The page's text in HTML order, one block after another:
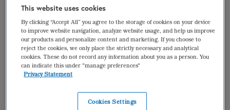
van atypische antipsychotica of deze medicatie
reeds gebruiken
Auteur(s):Rosa van Hoorn,Anke Pruissen-Boskaljon
zoek
(para)medische gegevens
This website uses cookies
By clicking “Accept All” you agree to the storage of cookies on your device
to improve website navigation, analyze website usage, and help us improve
our products and personalize content and marketing. If you choose to
reject the cookies, we only place the strictly necessary and analytical
cookies. These do not record any information about you as a person. You
can indicate this under "manage preferences"
Privacy Statement
Cookies Settings